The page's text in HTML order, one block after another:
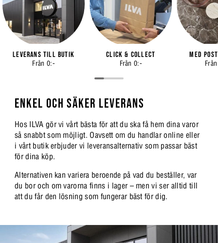
Leverans till butik
Från 0:-
Click & Collect
Från 0:-
Med
ENKEL OCH SÄKER LEVERANS
Hos ILVA gör vi vårt bästa för att du ska få hem dina varor
så snabbt som möjligt. Oavsett om du handlar online eller
i vårt butik erbjuder vi leveransalternativ som passar bäst
för dina köp.
Alternativen kan variera beroende på vad du beställer, var
du bor och om varorna finns i lager – men vi ser alltid till
att du får den lösning som fungerar bäst för dig.